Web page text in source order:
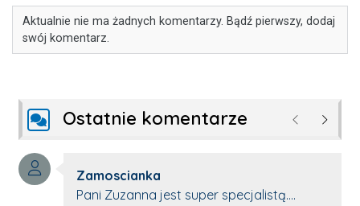
Aktualnie nie ma żadnych komentarzy. Bądź pierwszy, dodaj
swój komentarz.
Ostatnie komentarze Poprzednie
Autor komentarza:
Zamoscianka
Treść komentarza:
Pani Zuzanna jest super specjalistą.